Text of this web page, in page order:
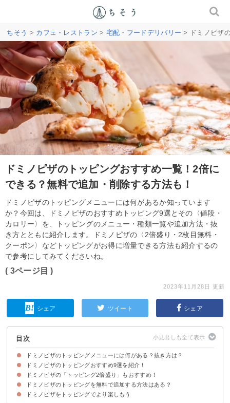
ちそう > カフェ・レストラン > 宅配・フードデリバリー > ドミノピザ
ドミノピザのトッピングおすすめ一覧！2倍に
できる？無料で追加・削除する方法も！
ドミノピザのトッピングメニューには何があるか知っています
か？今回は、ドミノピザのおすすめトッピング9選とその〈値段・
カロリー〉を、トッピングのメニュー・種類一覧や追加方法・抜
き方とともに紹介します。ドミノピザの〈2倍盛り・2枚目無料・
クーポン〉などトッピングがお得に増量できる方法も紹介するの
で参考にしてみてくださいね。
( 3ページ目 )
2023年11月28日 更新
シェア ツイート シェア
目次
ドミノピザのトッピングメニューには何がある？抜き方は？
ドミノピザのトッピングの種類・値段一覧
苦手な場合はトッピング抜きで注文することも可能
ドミノピザのトッピングおすすめ9選を紹介！
①ダブルチーズ
②ガーリック
③カマンベール・ミックスチーズ
④粗挽きソーセージ
⑤燻しベーコン
⑥ハラピニオ
⑦パンチェッタ
⑧マヨネーズ
⑨パイナップル
ドミノピザの「トッピング2倍盛り」もおすすめ！
ドミノピザのトッピングを無料で追加する方法はある？
①持ち帰りで2枚目無料サービスでトッピングをする
②ドミノピザが配布するクーポンを活用する
③トッピングが増量する「まみれシリーズ」が今後も行われる可能性もある
ドミノピザをトッピングでより楽しもう